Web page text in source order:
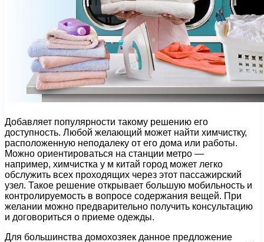
Добавляет популярности такому решению его
доступность. Любой желающий может найти химчистку,
расположенную неподалеку от его дома или работы.
Можно ориентироваться на станции метро —
например, химчистка у м китай город может легко
обслужить всех проходящих через этот пассажирский
узел. Такое решение открывает большую мобильность и
контролируемость в вопросе содержания вещей. При
желании можно предварительно получить консультацию
и договориться о приеме одежды.
Для большинства домохозяек данное предложение